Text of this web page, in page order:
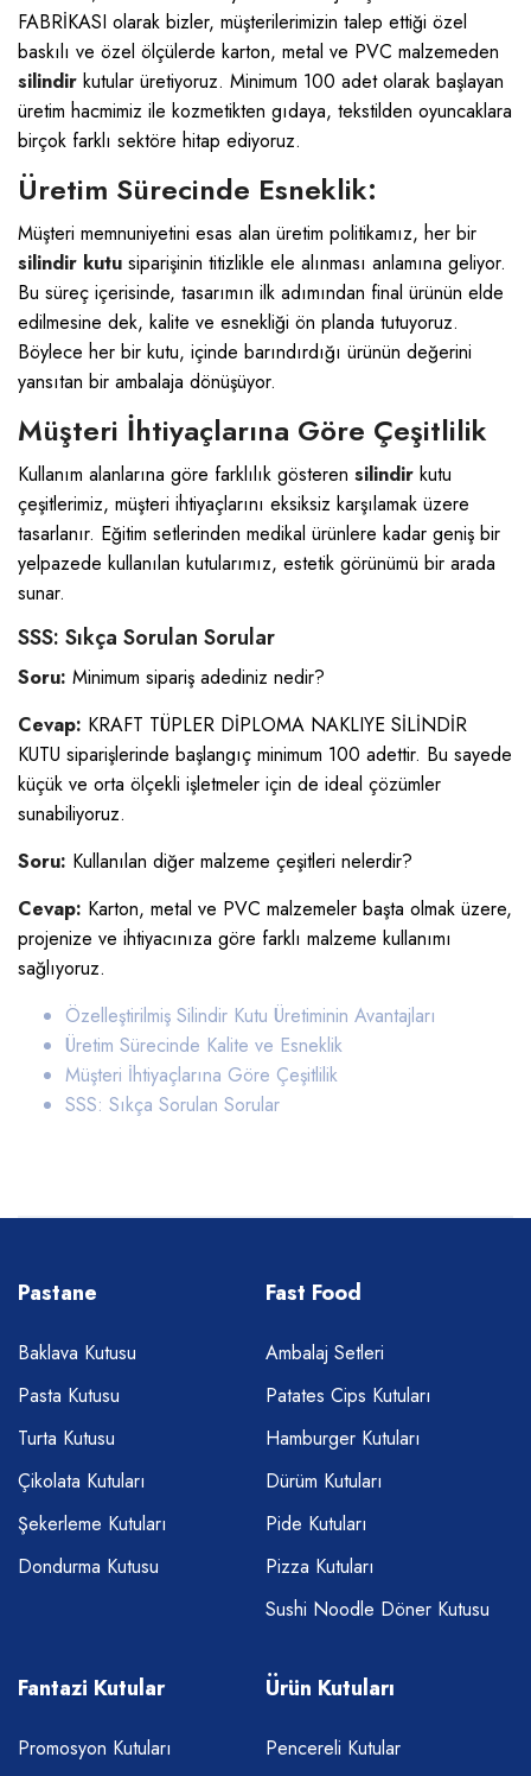
FABRİKASI olarak bizler, müşterilerimizin talep ettiği özel
baskılı ve özel ölçülerde karton, metal ve PVC malzemeden
silindir kutular üretiyoruz. Minimum 100 adet olarak başlayan
üretim hacmimiz ile kozmetikten gıdaya, tekstilden oyuncaklara
birçok farklı sektöre hitap ediyoruz.
Üretim Sürecinde Esneklik:
Müşteri memnuniyetini esas alan üretim politikamız, her bir
silindir kutu siparişinin titizlikle ele alınması anlamına geliyor.
Bu süreç içerisinde, tasarımın ilk adımından final ürünün elde
edilmesine dek, kalite ve esnekliği ön planda tutuyoruz.
Böylece her bir kutu, içinde barındırdığı ürünün değerini
yansıtan bir ambalaja dönüşüyor.
Müşteri İhtiyaçlarına Göre Çeşitlilik
Kullanım alanlarına göre farklılık gösteren silindir kutu
çeşitlerimiz, müşteri ihtiyaçlarını eksiksiz karşılamak üzere
tasarlanır. Eğitim setlerinden medikal ürünlere kadar geniş bir
yelpazede kullanılan kutularımız, estetik görünümü bir arada
sunar.
SSS: Sıkça Sorulan Sorular
Soru: Minimum sipariş adediniz nedir?
Cevap: KRAFT TÜPLER DİPLOMA NAKLIYE SİLİNDİR
KUTU siparişlerinde başlangıç minimum 100 adettir. Bu sayede
küçük ve orta ölçekli işletmeler için de ideal çözümler
sunabiliyoruz.
Soru: Kullanılan diğer malzeme çeşitleri nelerdir?
Cevap: Karton, metal ve PVC malzemeler başta olmak üzere,
projenize ve ihtiyacınıza göre farklı malzeme kullanımı
sağlıyoruz.
Özelleştirilmiş Silindir Kutu Üretiminin Avantajları
Üretim Sürecinde Kalite ve Esneklik
Müşteri İhtiyaçlarına Göre Çeşitlilik
SSS: Sıkça Sorulan Sorular
Pastane
Baklava Kutusu
Pasta Kutusu
Turta Kutusu
Çikolata Kutuları
Şekerleme Kutuları
Dondurma Kutusu
Fast Food
Ambalaj Setleri
Patates Cips Kutuları
Hamburger Kutuları
Dürüm Kutuları
Pide Kutuları
Pizza Kutuları
Sushi Noodle Döner Kutusu
Fantazi Kutular
Promosyon Kutuları
Ürün Kutuları
Pencereli Kutular